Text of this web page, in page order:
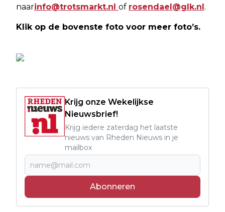
naarinfo@trotsmarkt.nl of rosendael@glk.nl.
Klik op de bovenste foto voor meer foto’s.
Krijg onze Wekelijkse
Nieuwsbrief!
Krijg iedere zaterdag het laatste
nieuws van Rheden Nieuws in je
mailbox
Abonneren